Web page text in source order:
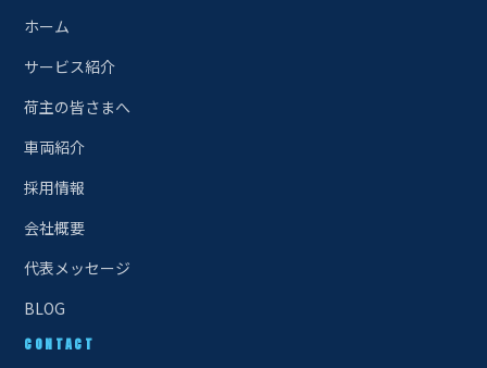
ホーム
サービス紹介
荷主の皆さまへ
車両紹介
採用情報
会社概要
代表メッセージ
BLOG
CONTACT